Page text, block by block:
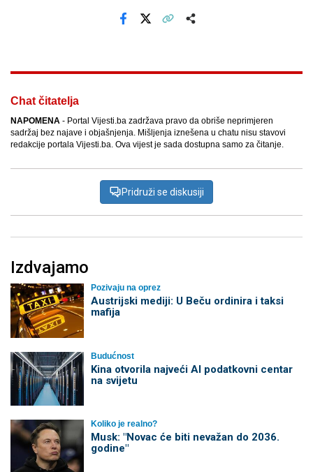
Chat čitatelja
NAPOMENA - Portal Vijesti.ba zadržava pravo da obriše neprimjeren
sadržaj bez najave i objašnjenja. Mišljenja iznešena u chatu nisu stavovi
redakcije portala Vijesti.ba. Ova vijest je sada dostupna samo za čitanje.
Pridruži se diskusiji
Izdvajamo
Pozivaju na oprez
Austrijski mediji: U Beču ordinira i taksi
mafija
Budućnost
Kina otvorila najveći AI podatkovni centar
na svijetu
Koliko je realno?
Musk: "Novac će biti nevažan do 2036.
godine"